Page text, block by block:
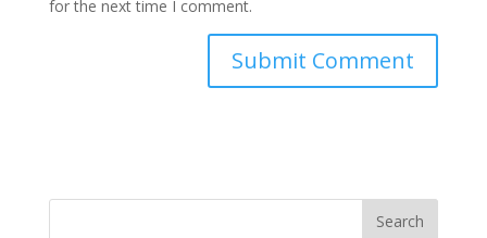
for the next time I comment.